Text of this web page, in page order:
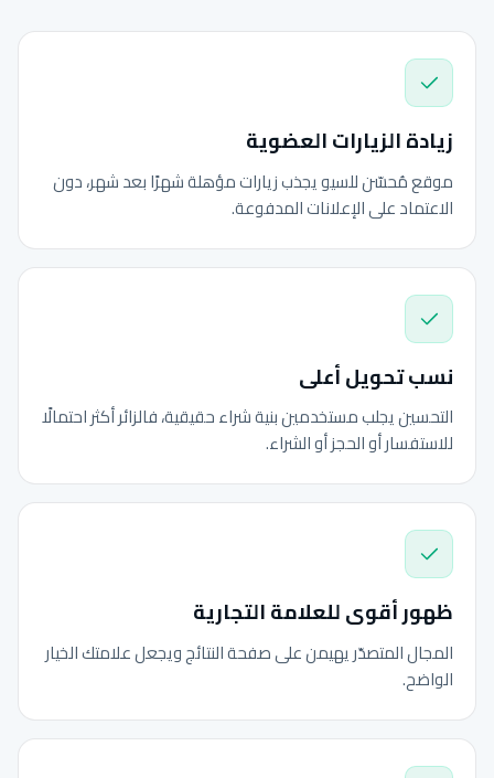
زيادة الزيارات العضوية
موقع مُحسّن للسيو يجذب زيارات مؤهلة شهرًا بعد شهر، دون
الاعتماد على الإعلانات المدفوعة.
نسب تحويل أعلى
التحسين يجلب مستخدمين بنية شراء حقيقية، فالزائر أكثر احتمالًا
للاستفسار أو الحجز أو الشراء.
ظهور أقوى للعلامة التجارية
المجال المتصدّر يهيمن على صفحة النتائج ويجعل علامتك الخيار
الواضح.